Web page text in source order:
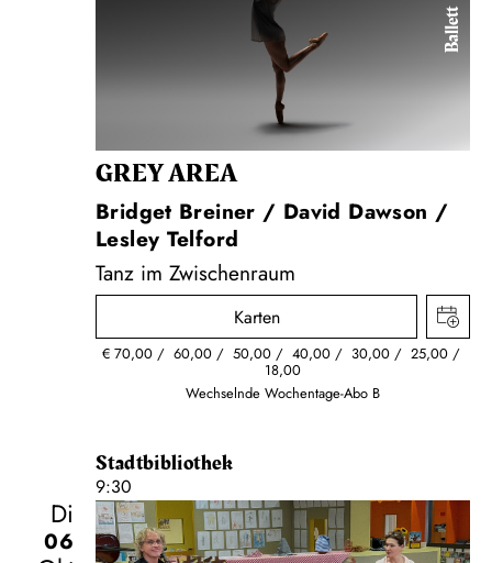
Ballett
GREY AREA
Bridget Breiner / David Dawson /
Lesley Telford
Tanz im Zwischenraum
Karten
€ 70,00 60,00 50,00 40,00 30,00 25,00
18,00
Wechselnde Wochentage-Abo B
Stadtbibliothek
9:30
Di
06